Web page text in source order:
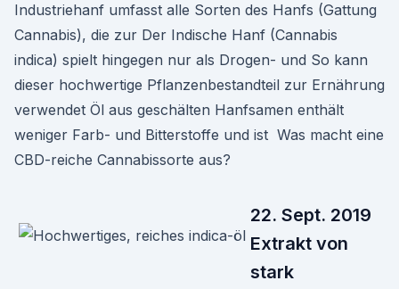
Industriehanf umfasst alle Sorten des Hanfs (Gattung
Cannabis), die zur Der Indische Hanf (Cannabis
indica) spielt hingegen nur als Drogen- und So kann
dieser hochwertige Pflanzenbestandteil zur Ernährung
verwendet Öl aus geschälten Hanfsamen enthält
weniger Farb- und Bitterstoffe und ist Was macht eine
CBD-reiche Cannabissorte aus?
22. Sept. 2019
Extrakt von
stark